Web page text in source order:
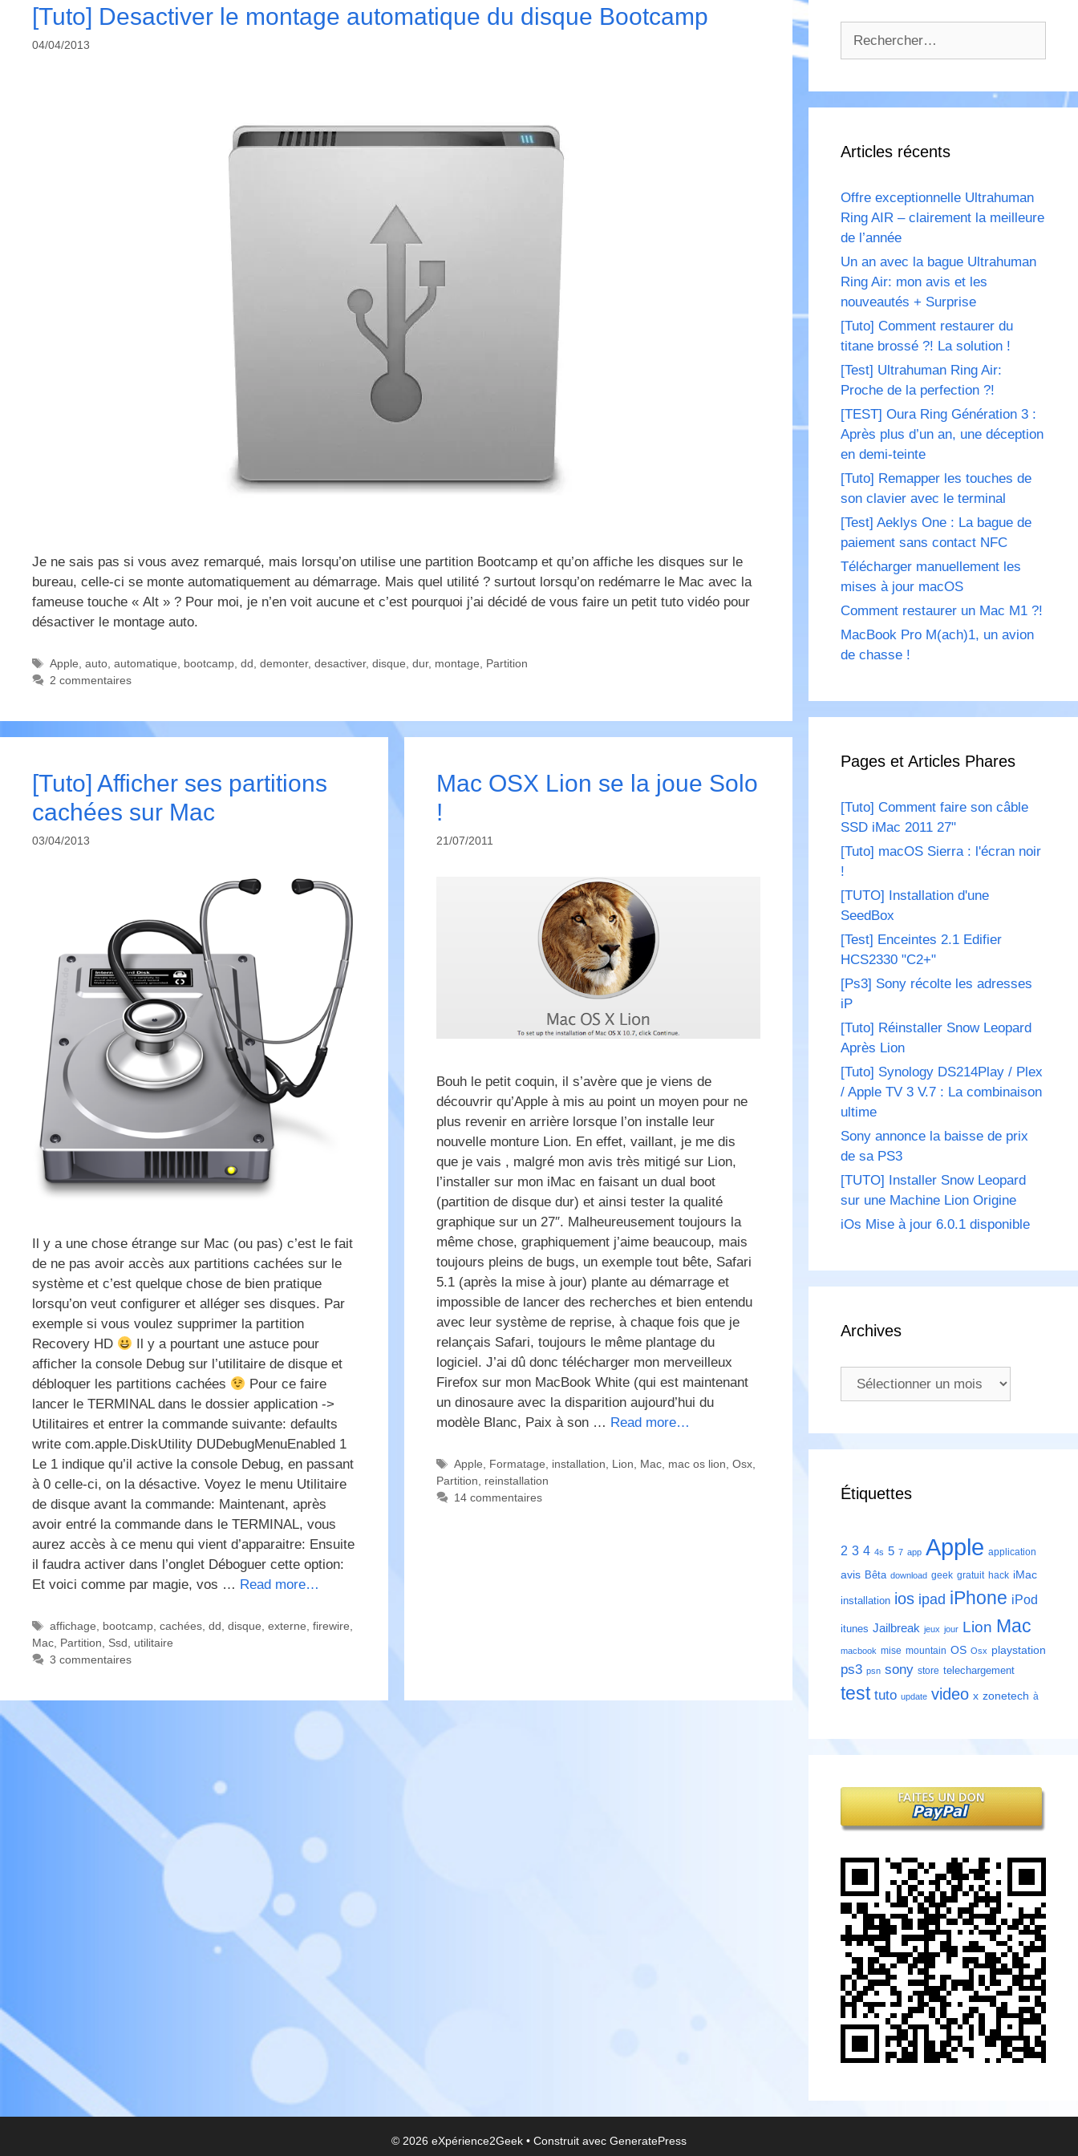
[Tuto] Desactiver le montage automatique du disque Bootcamp
04/04/2013
Je ne sais pas si vous avez remarqué, mais lorsqu’on utilise une partition Bootcamp et qu’on affiche les disques sur le
bureau, celle-ci se monte automatiquement au démarrage. Mais quel utilité ? surtout lorsqu’on redémarre le Mac avec la
fameuse touche « Alt » ? Pour moi, je n’en voit aucune et c’est pourquoi j’ai décidé de vous faire un petit tuto vidéo pour
désactiver le montage auto.
Étiquettes
Apple, auto, automatique, bootcamp, dd, demonter, desactiver, disque, dur, montage, Partition
2 commentaires
[Tuto] Afficher ses partitions
cachées sur Mac
03/04/2013
Il y a une chose étrange sur Mac (ou pas) c’est le fait
de ne pas avoir accès aux partitions cachées sur le
système et c’est quelque chose de bien pratique
lorsqu’on veut configurer et alléger ses disques. Par
exemple si vous voulez supprimer la partition
Recovery HD
Il y a pourtant une astuce pour
afficher la console Debug sur l’utilitaire de disque et
débloquer les partitions cachées
Pour ce faire
lancer le TERMINAL dans le dossier application ->
Utilitaires et entrer la commande suivante: defaults
write com.apple.DiskUtility DUDebugMenuEnabled 1
Le 1 indique qu’il active la console Debug, en passant
à 0 celle-ci, on la désactive. Voyez le menu Utilitaire
de disque avant la commande: Maintenant, après
avoir entré la commande dans le TERMINAL, vous
aurez accès à ce menu qui vient d’apparaitre: Ensuite
il faudra activer dans l’onglet Déboguer cette option:
Et voici comme par magie, vos … Read more…
Étiquettes
affichage, bootcamp, cachées, dd, disque, externe, firewire,
Mac, Partition, Ssd, utilitaire
3 commentaires
Mac OSX Lion se la joue Solo
!
21/07/2011
Bouh le petit coquin, il s’avère que je viens de
découvrir qu’Apple à mis au point un moyen pour ne
plus revenir en arrière lorsque l’on installe leur
nouvelle monture Lion. En effet, vaillant, je me dis
que je vais , malgré mon avis très mitigé sur Lion,
l’installer sur mon iMac en faisant un dual boot
(partition de disque dur) et ainsi tester la qualité
graphique sur un 27″. Malheureusement toujours la
même chose, graphiquement j’aime beaucoup, mais
toujours pleins de bugs, un exemple tout bête, Safari
5.1 (après la mise à jour) plante au démarrage et
impossible de lancer des recherches et bien entendu
avec leur système de reprise, à chaque fois que je
relançais Safari, toujours le même plantage du
logiciel. J’ai dû donc télécharger mon merveilleux
Firefox sur mon MacBook White (qui est maintenant
un dinosaure avec la disparition aujourd’hui du
modèle Blanc, Paix à son … Read more…
Étiquettes
Apple, Formatage, installation, Lion, Mac, mac os lion, Osx,
Partition, reinstallation
14 commentaires
Articles récents
Offre exceptionnelle Ultrahuman
Ring AIR – clairement la meilleure
de l’année
Un an avec la bague Ultrahuman
Ring Air: mon avis et les
nouveautés + Surprise
[Tuto] Comment restaurer du
titane brossé ?! La solution !
[Test] Ultrahuman Ring Air:
Proche de la perfection ?!
[TEST] Oura Ring Génération 3 :
Après plus d’un an, une déception
en demi-teinte
[Tuto] Remapper les touches de
son clavier avec le terminal
[Test] Aeklys One : La bague de
paiement sans contact NFC
Télécharger manuellement les
mises à jour macOS
Comment restaurer un Mac M1 ?!
MacBook Pro M(ach)1, un avion
de chasse !
Pages et Articles Phares
[Tuto] Comment faire son câble
SSD iMac 2011 27"
[Tuto] macOS Sierra : l'écran noir
!
[TUTO] Installation d'une
SeedBox
[Test] Enceintes 2.1 Edifier
HCS2330 "C2+"
[Ps3] Sony récolte les adresses
iP
[Tuto] Réinstaller Snow Leopard
Après Lion
[Tuto] Synology DS214Play / Plex
/ Apple TV 3 V.7 : La combinaison
ultime
Sony annonce la baisse de prix
de sa PS3
[TUTO] Installer Snow Leopard
sur une Machine Lion Origine
iOs Mise à jour 6.0.1 disponible
Archives
Archives
Étiquettes
2 3 4 4s 5 7 app Apple application
avis Bêta download geek gratuit hack iMac
installation ios ipad iPhone iPod
itunes Jailbreak jeux jour Lion Mac
macbook mise mountain OS Osx playstation
ps3 psn sony store telechargement
test tuto update video x zonetech à
© 2026 eXpérience2Geek • Construit avec GeneratePress